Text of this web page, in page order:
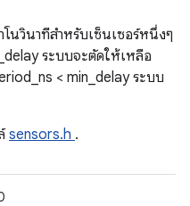
โนวินาทีสําหรับเซ็นเซอร์หนึ่งๆ
ระบบจะตัดให้เหลือ
< min_delay ระบบ
sensors.h .